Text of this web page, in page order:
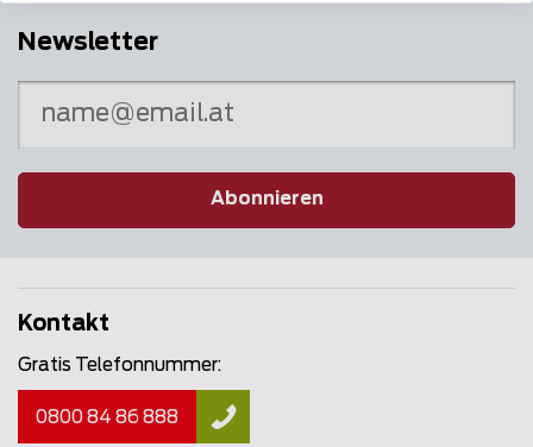
Newsletter
Abonnieren
Kontakt
Gratis Telefonnummer:
0800 84 86 888